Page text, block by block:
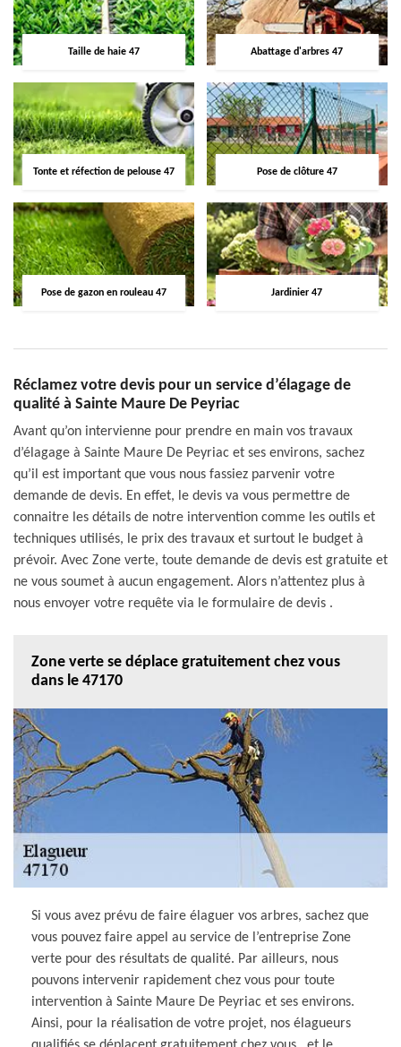
Taille de haie 47 Abattage d'arbres 47
Tonte et réfection de pelouse 47 Pose de clôture 47
Pose de gazon en rouleau 47 Jardinier 47
Réclamez votre devis pour un service d’élagage de
qualité à Sainte Maure De Peyriac
Avant qu’on intervienne pour prendre en main vos travaux
d’élagage à Sainte Maure De Peyriac et ses environs, sachez
qu’il est important que vous nous fassiez parvenir votre
demande de devis. En effet, le devis va vous permettre de
connaitre les détails de notre intervention comme les outils et
techniques utilisés, le prix des travaux et surtout le budget à
prévoir. Avec Zone verte, toute demande de devis est gratuite et
ne vous soumet à aucun engagement. Alors n’attentez plus à
nous envoyer votre requête via le formulaire de devis .
Zone verte se déplace gratuitement chez vous
dans le 47170
Si vous avez prévu de faire élaguer vos arbres, sachez que
vous pouvez faire appel au service de l’entreprise Zone
verte pour des résultats de qualité. Par ailleurs, nous
pouvons intervenir rapidement chez vous pour toute
intervention à Sainte Maure De Peyriac et ses environs.
Ainsi, pour la réalisation de votre projet, nos élagueurs